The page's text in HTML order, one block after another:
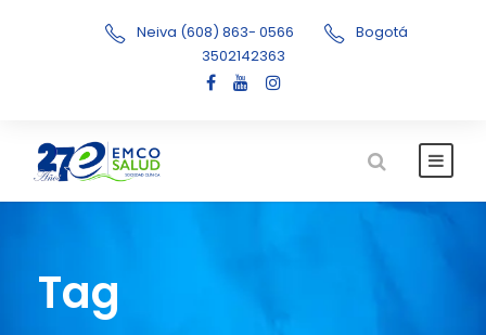
Neiva (608) 863- 0566
Bogotá
3502142363
Tag